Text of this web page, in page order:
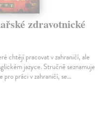
zdravotnické
chtějí pracovat v zahraničí, ale
jazyce. Stručně seznamuje
pro práci v zahraničí, se…